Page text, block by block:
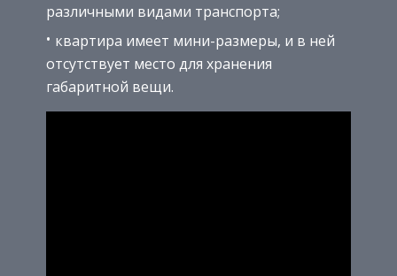
различными видами транспорта;
квартира имеет мини-размеры, и в ней
отсутствует место для хранения
габаритной вещи.